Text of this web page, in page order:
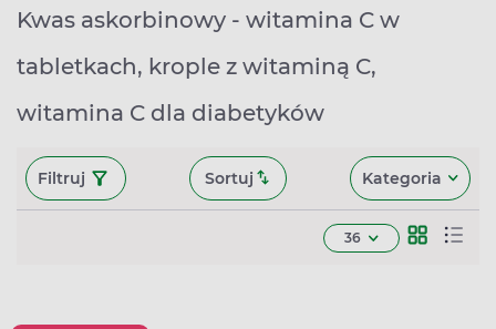
Kwas askorbinowy - witamina C w
tabletkach, krople z witaminą C,
witamina C dla diabetyków
Filtruj Sortuj Kategoria
36